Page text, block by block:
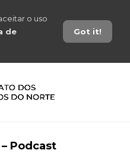
o uso
de
Got it!
Podcast